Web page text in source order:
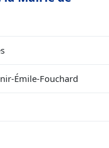
Émile-Fouchard